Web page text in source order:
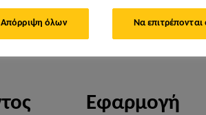
Εφαρμογή
Απόρριψη όλων Να επιτρέπονται